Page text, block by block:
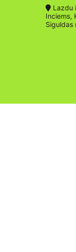
Lazdu
Inciems,
Siguldas